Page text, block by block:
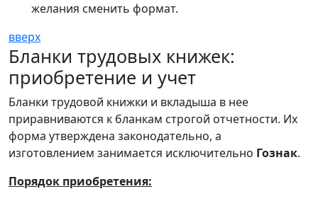
желания сменить формат.
вверх
Бланки трудовых книжек:
приобретение и учет
Бланки трудовой книжки и вкладыша в нее
приравниваются к бланкам строгой отчетности. Их
форма утверждена законодательно, а
изготовлением занимается исключительно Гознак.
Порядок приобретения: